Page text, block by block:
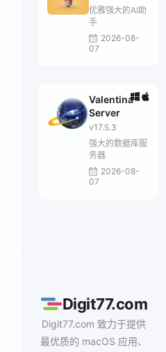
优雅强大的AI助
手
2026-08-
07
Valentina
Server
v17.5.3
强大的数据库服
务器
2026-08-
07
Digit77.com
Digit77.com 致力于提供
最优质的 macOS 应用、